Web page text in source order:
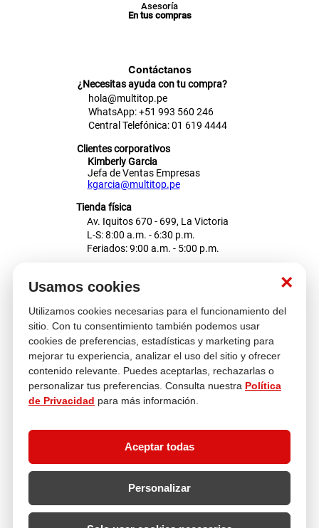
×
Usamos cookies
Utilizamos cookies necesarias para el funcionamiento del
sitio. Con tu consentimiento también podemos usar
cookies de preferencias, estadísticas y marketing para
mejorar tu experiencia, analizar el uso del sitio y ofrecer
contenido relevante. Puedes aceptarlas, rechazarlas o
personalizar tus preferencias. Consulta nuestra Política
de Privacidad para más información.
Aceptar todas
Personalizar
Asesoría
En tus compras
Contáctanos
¿Necesitas ayuda con tu compra?
hola@multitop.pe
WhatsApp: +51 993 560 246
Central Telefónica: 01 619 4444
Clientes corporativos
Kimberly Garcia
Jefa de Ventas Empresas
kgarcia@multitop.pe
Tienda física
Av. Iquitos 670 - 699, La Victoria
L-S: 8:00 a.m. - 6:30 p.m.
Feriados: 9:00 a.m. - 5:00 p.m.
Atención al cliente
Descubre más